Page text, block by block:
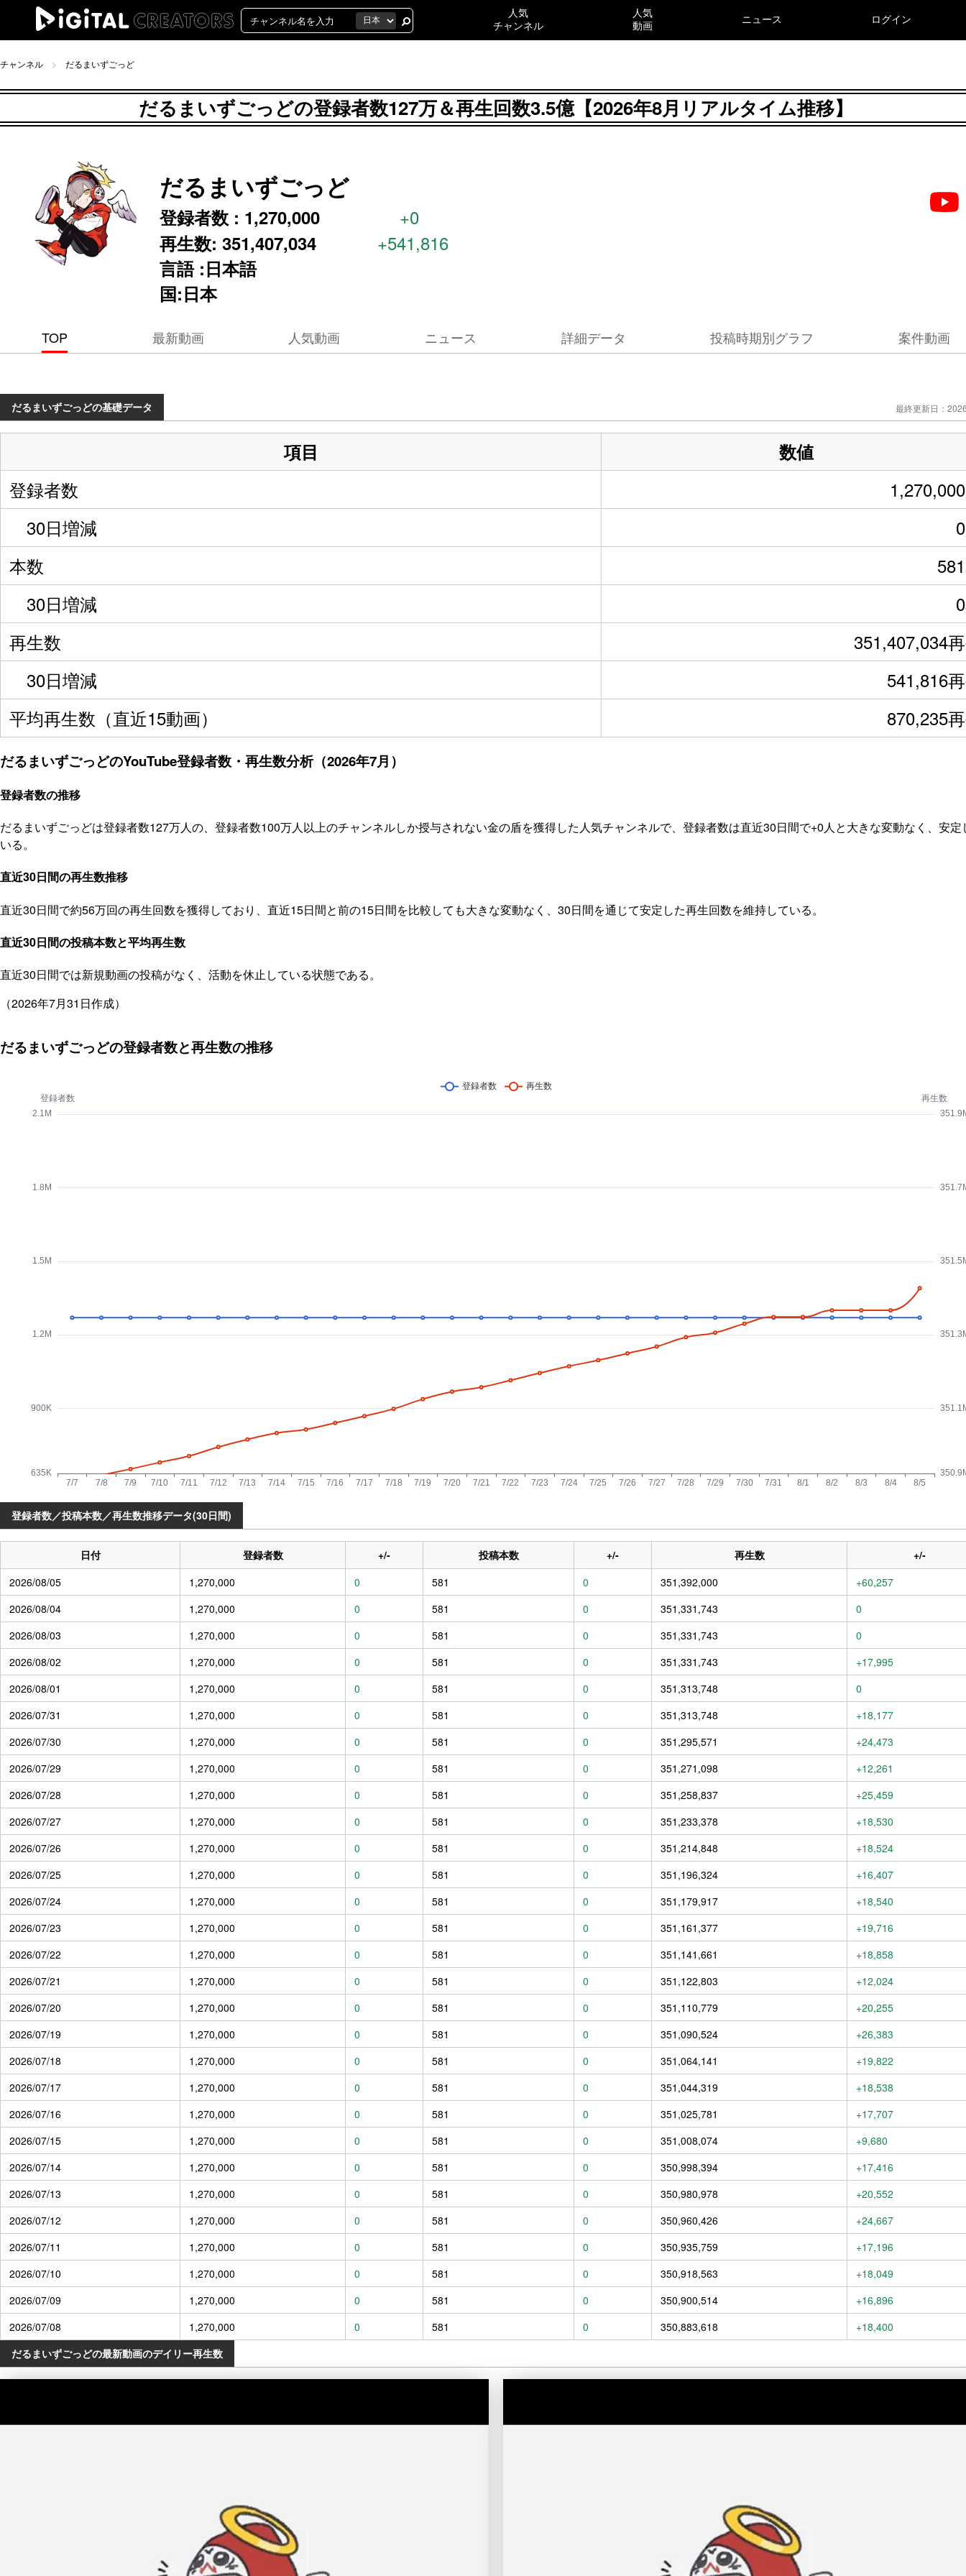
人気
チャンネル
人気
動画
ニュース ログイン
チャンネル だるまいずごっど
だるまいずごっどの登録者数127万＆再生回数3.5億【2026年8月リアルタイム推移】
だるまいずごっど
登録者数 : 1,270,000 +0
再生数: 351,407,034 +541,816
言語 :日本語
国:日本
TOP 最新動画 人気動画 ニュース 詳細データ 投稿時期別グラフ 案件動画
だるまいずごっどの基礎データ 最終更新日：
項目 数値
登録者数
30日増減
本数
30日増減
再生数
351,407,034
30日増減
541,816
平均再生数（直近15動画）
870,235
だるまいずごっどのYouTube登録者数・再生数分析（2026年7月）
登録者数の推移
だるまいずごっどは登録者数127万人の、登録者数100万人以上のチャンネルしか授与されない金の盾を獲得した人気チャンネルで、登録者数は直近30日間で+0人と大きな変動なく、安定
いる。
直近30日間の再生数推移
直近30日間で約56万回の再生回数を獲得しており、直近15日間と前の15日間を比較しても大きな変動なく、30日間を通じて安定した再生回数を維持している。
直近30日間の投稿本数と平均再生数
直近30日間では新規動画の投稿がなく、活動を休止している状態である。
（2026年7月31日作成）
だるまいずごっどの登録者数と再生数の推移
登録者数／投稿本数／再生数推移データ(30日間)
日付 登録者数 +/- 投稿本数 +/- 再生数
+/-
2026/08/05
1,270,000 0 581 0 351,392,000
+60,257
2026/08/04
1,270,000 0 581 0 351,331,743
0
2026/08/03
1,270,000 0 581 0 351,331,743
0
2026/08/02
1,270,000 0 581 0 351,331,743
+17,995
2026/08/01
1,270,000 0 581 0 351,313,748
0
2026/07/31
1,270,000 0 581 0 351,313,748
+18,177
2026/07/30
1,270,000 0 581 0 351,295,571
+24,473
2026/07/29
1,270,000 0 581 0 351,271,098
+12,261
2026/07/28
1,270,000 0 581 0 351,258,837
+25,459
2026/07/27
1,270,000 0 581 0 351,233,378
+18,530
2026/07/26
1,270,000 0 581 0 351,214,848
+18,524
2026/07/25
1,270,000 0 581 0 351,196,324
+16,407
2026/07/24
1,270,000 0 581 0 351,179,917
+18,540
2026/07/23
1,270,000 0 581 0 351,161,377
+19,716
2026/07/22
1,270,000 0 581 0 351,141,661
+18,858
2026/07/21
1,270,000 0 581 0 351,122,803
+12,024
2026/07/20
1,270,000 0 581 0 351,110,779
+20,255
2026/07/19
1,270,000 0 581 0 351,090,524
+26,383
2026/07/18
1,270,000 0 581 0 351,064,141
+19,822
2026/07/17
1,270,000 0 581 0 351,044,319
+18,538
2026/07/16
1,270,000 0 581 0 351,025,781
+17,707
2026/07/15
1,270,000 0 581 0 351,008,074
+9,680
2026/07/14
1,270,000 0 581 0 350,998,394
+17,416
2026/07/13
1,270,000 0 581 0 350,980,978
+20,552
2026/07/12
1,270,000 0 581 0 350,960,426
+24,667
2026/07/11
1,270,000 0 581 0 350,935,759
+17,196
2026/07/10
1,270,000 0 581 0 350,918,563
+18,049
2026/07/09
1,270,000 0 581 0 350,900,514
+16,896
2026/07/08
1,270,000 0 581 0 350,883,618
+18,400
だるまいずごっどの最新動画のデイリー再生数